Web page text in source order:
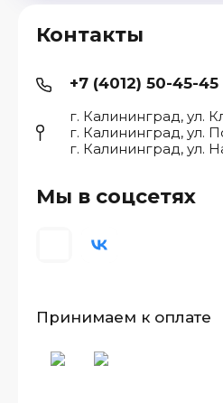
Контакты
+7 (4012) 50-45-45
г. Калининград, ул.
г. Калининград, ул.
г. Калининград, ул.
Мы в соцсетях
Принимаем к оплате